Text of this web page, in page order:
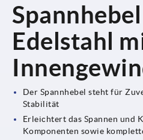
Edelstahl
Der Spannhebel steht für
Stabilität
Erleichtert das Spannen und
Komponenten sowie